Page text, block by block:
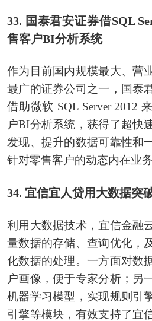
33. 国泰君安证券借SQL
售客户BI分析系统
作为目前国内规模最大、营
最广的证券公司之一，国泰
借助微软 SQL Server 2012
户BI分析系统，获得了超快
发现、提升的数据可靠性和
针对零售客户的动态内在业务
34. 宜信宜人贷用大数据突
利用大数据技术，宜信金融
量数据的存储、查询优化，
化数据的处理。一方面对数
户画像，便于专家分析；另
机器学习模型，实现规则引
引擎等模块，有效支持了宜